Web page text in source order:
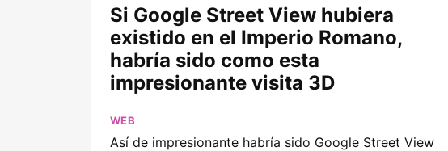
Si Google Street View hubiera
existido en el Imperio Romano,
habría sido como esta
impresionante visita 3D
WEB
Así de impresionante habría sido Google Street View